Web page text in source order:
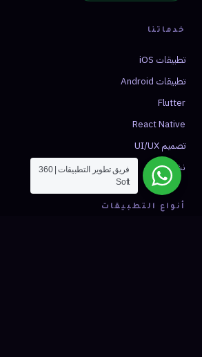
خدماتنا
تطبيقات iOS
تطبيقات Android
Flutter
React Native
تصميم UI/UX
نشر التطبيق
أنواع التطبيقات
فريق تطوير التطبيقات | 360
Soft